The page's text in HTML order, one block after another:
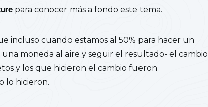
para conocer más a fondo este tema.
incluso cuando estamos al 50% para hacer un
moneda al aire y seguir el resultado- el cambio
y los que hicieron el cambio fueron
lo hicieron.